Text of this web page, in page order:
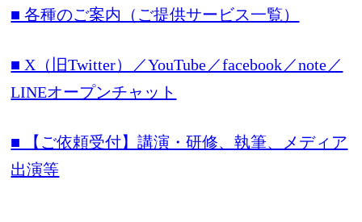
■ 各種のご案内（ご提供サービス一覧）
■ X（旧Twitter）／YouTube／facebook／note／
LINEオープンチャット
■ 【ご依頼受付】講演・研修、執筆、メディア
出演等